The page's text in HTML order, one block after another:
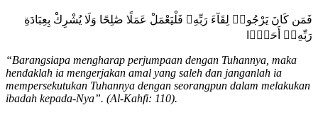
فَمَن كَانَ يَرْجُوا۟ لِقَآءَ رَبِّهِۦ فَلْيَعْمَلْ عَمَلًا صَٰلِحًا وَلَا يُشْرِكْ بِعِبَادَةِ
رَبِّهِۦٓ أَحَدًۢا
“Barangsiapa mengharap perjumpaan dengan Tuhannya, maka
hendaklah ia mengerjakan amal yang saleh dan janganlah ia
mempersekutukan Tuhannya dengan seorangpun dalam melakukan
ibadah kepada-Nya”. (Al-Kahfi: 110).